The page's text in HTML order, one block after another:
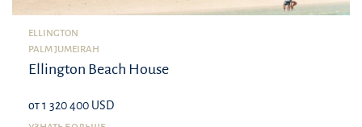
ELLINGTON
PALM JUMEIRAH
Ellington Beach House
от 1 320 400 USD